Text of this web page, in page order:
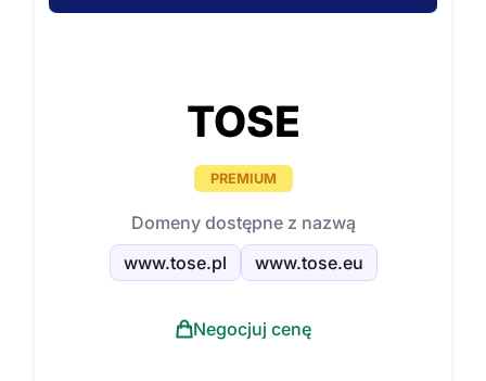
TOSE
PREMIUM
Domeny dostępne z nazwą
www.tose.pl
www.tose.eu
Negocjuj cenę